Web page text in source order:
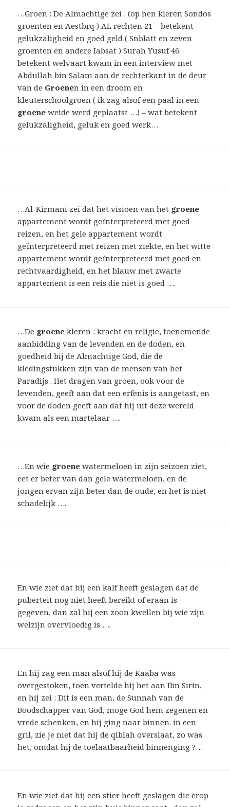
…Groen : De Almachtige zei : (op hen kleren Sondos
groenten en Aestbrq ) AL rechten 21 – betekent
gelukzaligheid en goed geld ( Snblatt en zeven
groenten en andere Iabsat ) Surah Yusuf 46.
betekent welvaart kwam in een interview met
Abdullah bin Salam aan de rechterkant in de deur
van de Groenen in een droom en
kleuterschoolgroen ( ik zag alsof een paal in een
groene weide werd geplaatst …) – wat betekent
gelukzaligheid, geluk en goed werk…
…Al-Kirmani zei dat het visioen van het groene
appartement wordt geïnterpreteerd met goed
reizen, en het gele appartement wordt
geïnterpreteerd met reizen met ziekte, en het witte
appartement wordt geïnterpreteerd met goed en
rechtvaardigheid, en het blauw met zwarte
appartement is een reis die niet is goed ….
…De groene kleren : kracht en religie, toenemende
aanbidding van de levenden en de doden, en
goedheid bij de Almachtige God, die de
kledingstukken zijn van de mensen van het
Paradijs . Het dragen van groen, ook voor de
levenden, geeft aan dat een erfenis is aangetast, en
voor de doden geeft aan dat hij uit deze wereld
kwam als een martelaar ….
…En wie groene watermeloen in zijn seizoen ziet,
eet er beter van dan gele watermeloen, en de
jongen ervan zijn beter dan de oude, en het is niet
schadelijk ….
En wie ziet dat hij een kalf heeft geslagen dat de
puberteit nog niet heeft bereikt of eraan is
gegeven, dan zal hij een zoon kwellen bij wie zijn
welzijn overvloedig is ….
En hij zag een man alsof hij de Kaaba was
overgestoken, toen vertelde hij het aan Ibn Sirin,
en hij zei : Dit is een man, de Sunnah van de
Boodschapper van God, moge God hem zegenen en
vrede schenken, en hij ging naar binnen. in een
gril, zie je niet dat hij de qiblah overslaat, zo was
het, omdat hij de toelaatbaarheid binnenging ?…
En wie ziet dat hij een stier heeft geslagen die erop